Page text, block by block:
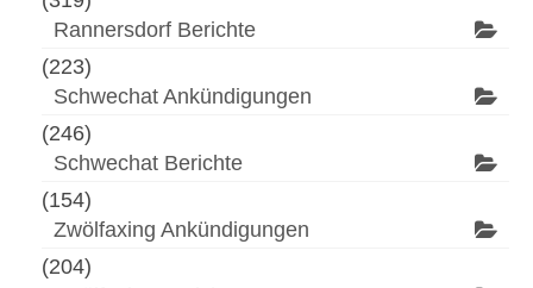
Rannersdorf Berichte
(223)
Schwechat Ankündigungen
(246)
Schwechat Berichte
(154)
Zwölfaxing Ankündigungen
(204)